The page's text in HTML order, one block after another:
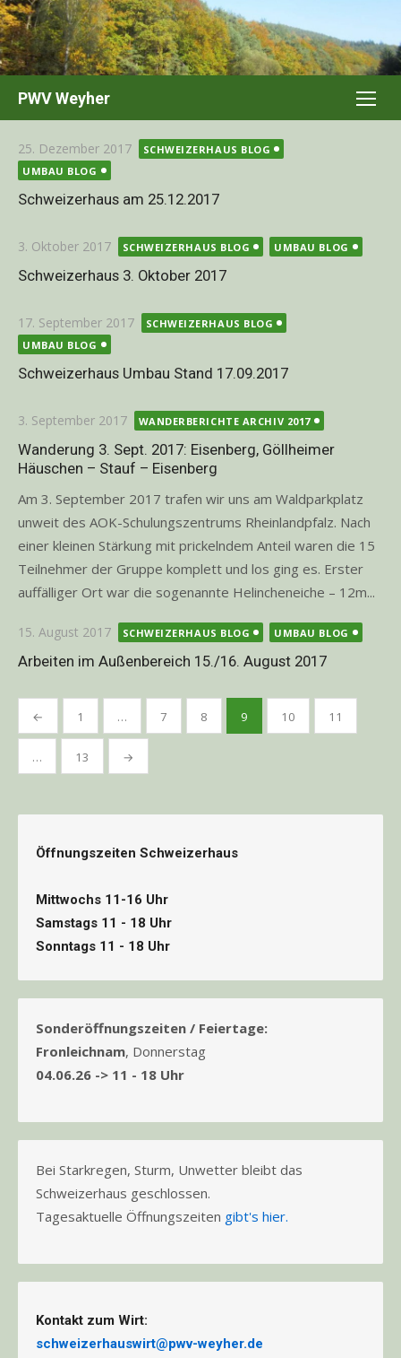
Skip
to
content
PWV Weyher
Posted
on
25. Dezember 2017
SCHWEIZERHAUS BLOG
UMBAU BLOG
Schweizerhaus am 25.12.2017
Posted
on
3. Oktober 2017 SCHWEIZERHAUS BLOG UMBAU BLOG
Schweizerhaus 3. Oktober 2017
Posted
on
17. September 2017
SCHWEIZERHAUS BLOG
UMBAU BLOG
Schweizerhaus Umbau Stand 17.09.2017
Posted
on
3. September 2017 WANDERBERICHTE ARCHIV 2017
Wanderung 3. Sept. 2017: Eisenberg, Göllheimer
Häuschen – Stauf – Eisenberg
Am 3. September 2017 trafen wir uns am Waldparkplatz
unweit des AOK-Schulungszentrums Rheinlandpfalz. Nach
einer kleinen Stärkung mit prickelndem Anteil waren die 15
Teilnehmer der Gruppe komplett und los ging es. Erster
auffälliger Ort war die sogenannte Helincheneiche – 12m...
Posted
on
15. August 2017 SCHWEIZERHAUS BLOG UMBAU BLOG
Arbeiten im Außenbereich 15./16. August 2017
Seitennummerierung
der
Beiträge
← 1 … 7 8 9 10 11
… 13 →
Öffnungszeiten Schweizerhaus
Mittwochs 11-16 Uhr
Samstags 11 - 18 Uhr
Sonntags 11 - 18 Uhr
Sonderöffnungszeiten / Feiertage:
Fronleichnam, Donnerstag
04.06.26 -> 11 - 18 Uhr
Bei Starkregen, Sturm, Unwetter bleibt das
Schweizerhaus geschlossen.
Tagesaktuelle Öffnungszeiten gibt's hier.
Kontakt zum Wirt:
schweizerhauswirt@pwv-weyher.de